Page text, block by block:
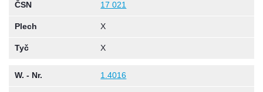
ČSN 17 021
Plech X
Tyč X
W. - Nr. 1.4016